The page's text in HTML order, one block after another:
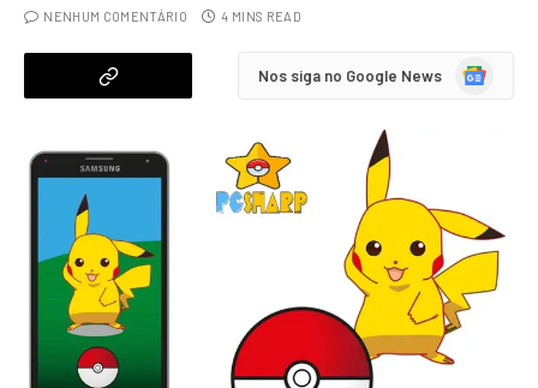
NENHUM COMENTÁRIO
4 MINS READ
Nos siga no Google News
Google